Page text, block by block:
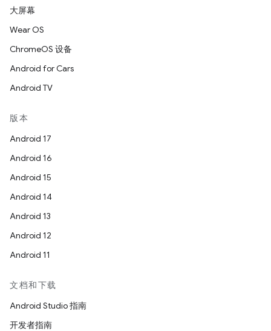
大屏幕
Wear OS
ChromeOS 设备
Android for Cars
Android TV
版本
Android 17
Android 16
Android 15
Android 14
Android 13
Android 12
Android 11
文档和下载
Android Studio 指南
开发者指南